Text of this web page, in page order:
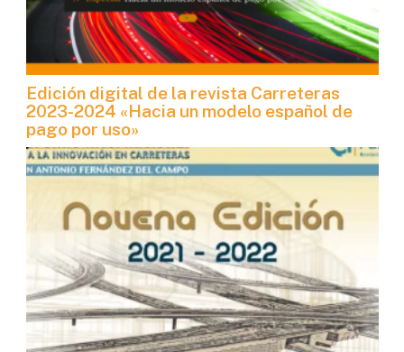
Edición digital de la revista Carreteras
2023-2024 «Hacia un modelo español de
pago por uso»